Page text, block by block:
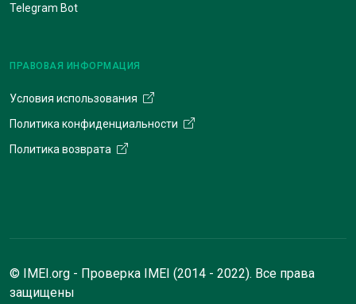
Telegram Bot
ПРАВОВАЯ ИНФОРМАЦИЯ
Условия использования
Политика конфиденциальности
Политика возврата
© IMEI.org - Проверка IMEI (2014 - 2022). Все права
защищены